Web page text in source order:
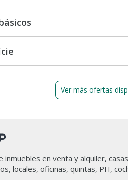
Ver más ofertas
inmuebles en venta y alquiler,
locales, oficinas, quintas, PH,